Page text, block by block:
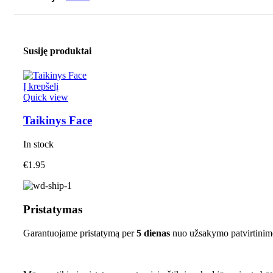
Susiję produktai
Į krepšelį
Quick view
Taikinys Face
In stock
€1.95
Pristatymas
Garantuojame pristatymą per5 dienas nuo užsakymo